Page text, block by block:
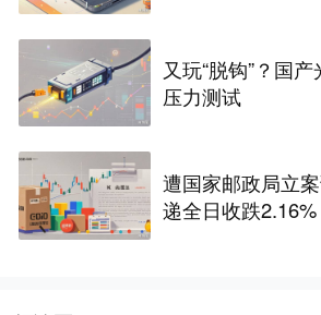
又玩“脱钩”？国
压力测试
遭国家邮政局立
递全日收跌2.16%